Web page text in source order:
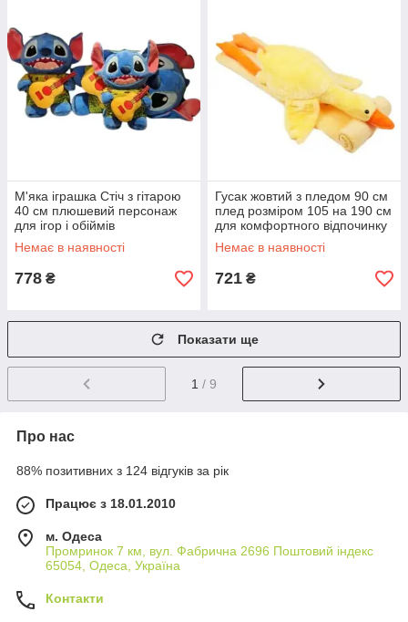
М'яка іграшка Стіч з гітарою
40 см плюшевий персонаж
для ігор і обіймів
гіпоалергенний матеріал
Немає в наявності
778 ₴
Гусак жовтий з пледом 90 см
плед розміром 105 на 190 см
для комфортного відпочинку
Немає в наявності
721 ₴
Показати ще
1 / 9
Про нас
88% позитивних з 124 відгуків за рік
Працює з 18.01.2010
м. Одеса
Промринок 7 км, вул. Фабрична 2696 Поштовий індекс
65054, Одеса, Україна
Контакти